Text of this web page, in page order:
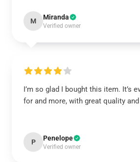
M Miranda
Verified owner
I’m so glad I bought this item. It’s
for and more, with great quality
P Penelope
Verified owner